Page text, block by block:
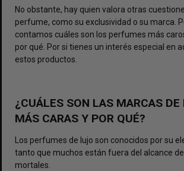
No obstante, hay quien valora otras
perfume, como su exclusividad o su marca.
contamos cuáles son los perfumes más
por qué. Por si tienes un interés especial en
estos productos.
¿CUÁLES SON LAS MARCAS DE
MÁS CARAS Y POR QUÉ?
Los perfumes de lujo son conocidos por su
tanto que muchos están fuera del alcance
mortales.